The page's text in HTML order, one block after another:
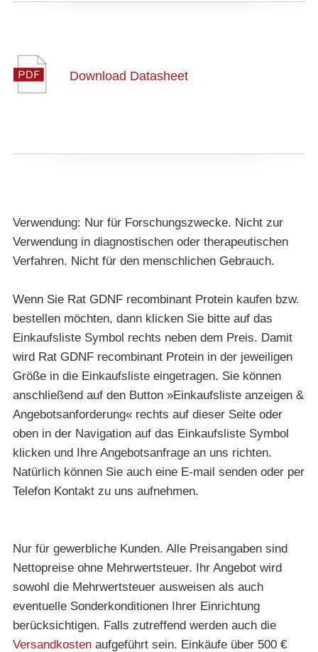
Download Datasheet
Verwendung: Nur für Forschungszwecke. Nicht zur
Verwendung in diagnostischen oder therapeutischen
Verfahren. Nicht für den menschlichen Gebrauch.
Wenn Sie Rat GDNF recombinant Protein kaufen bzw.
bestellen möchten, dann klicken Sie bitte auf das
Einkaufsliste Symbol rechts neben dem Preis. Damit
wird Rat GDNF recombinant Protein in der jeweiligen
Größe in die Einkaufsliste eingetragen. Sie können
anschließend auf den Button »Einkaufsliste anzeigen &
Angebotsanforderung« rechts auf dieser Seite oder
oben in der Navigation auf das Einkaufsliste Symbol
klicken und Ihre Angebotsanfrage an uns richten.
Natürlich können Sie auch eine E-mail senden oder per
Telefon Kontakt zu uns aufnehmen.
Nur für gewerbliche Kunden. Alle Preisangaben sind
Nettopreise ohne Mehrwertsteuer. Ihr Angebot wird
sowohl die Mehrwertsteuer ausweisen als auch
eventuelle Sonderkonditionen Ihrer Einrichtung
berücksichtigen. Falls zutreffend werden auch die
Versandkostenaufgeführt sein. Einkäufe über 500 €